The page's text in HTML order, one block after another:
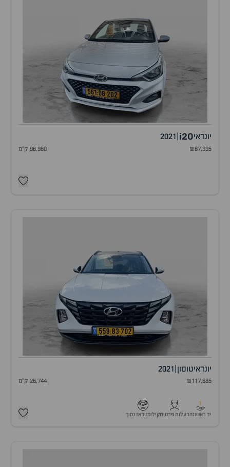
יונדאיi20
2021
₪67,395 96,960 ק"מ
יונדאיטוסון 2021
₪117,685 26,744 ק"מ
1
יד ראשונהבעלות פרטיתקילומטראז נמוך